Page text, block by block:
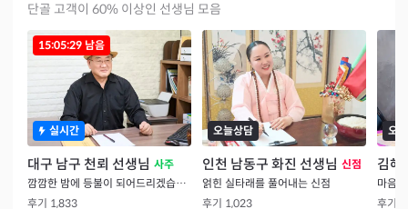
단골 고객이 60% 이상인 선생님 모음
15:05:28 남음
실시간
대구 남구 천뢰 선생님 사주
깜깜한 밤에 등불이 되어드리겠습니다
후기 1,833
오늘상담
인천 남동구 화진 선생님 신점
얽힌 실타래를 풀어내는 신점
후기 1,023
오
김해
후기